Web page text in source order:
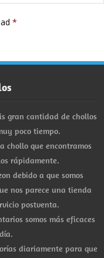
*
gran cantidad de chollos
poco tiempo.
chollo que encontramos
rápidamente.
debido a que somos
nos parece una tienda
postventa.
somos más eficaces
diariamente para que